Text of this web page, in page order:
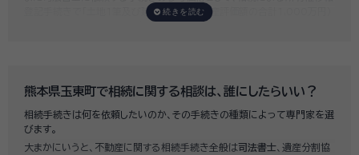
登記手続きで「土地1筆及び建物1棟（固定資産評価額の合計1,000万円）
せると100万円近くかそれ以上費用がかかってしまう場合もあるなど、非
いい相続では、お客様ごとに必要な相続手続きを明らかにし、無料で見積
もり をお出ししております。予算に合わせてご自身で対応できないものの
み依頼することも可能ですので、まずはお気軽にご相談ください。
熊本県玉東町で相続に関する相談は、誰にしたらいい？
相続手続きは何を依頼したいのか、その手続きの種類によって専門家を選
びます。
大まかにいうと、不動産に関する相続手続き全般は司法書士 、遺産分割協